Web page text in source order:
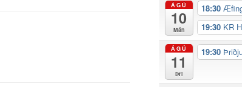
ÁGÚ
10
Mán
18:30
19:30 KR
ÁGÚ
11
Þri
19:30